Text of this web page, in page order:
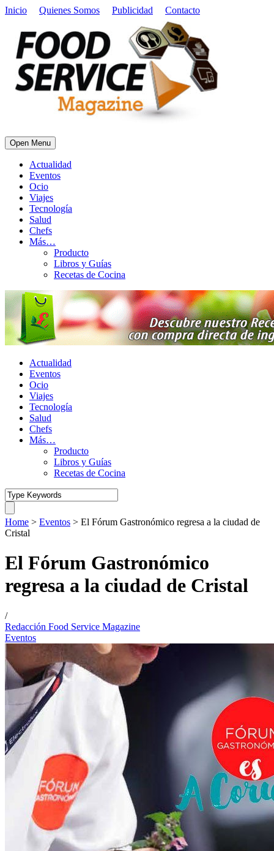
Inicio Quienes Somos Publicidad Contacto
Open Menu
Actualidad
Eventos
Ocio
Viajes
Tecnología
Salud
Chefs
Más…
Producto
Libros y Guías
Recetas de Cocina
Actualidad
Eventos
Ocio
Viajes
Tecnología
Salud
Chefs
Más…
Producto
Libros y Guías
Recetas de Cocina
Home > Eventos > El Fórum Gastronómico regresa a la ciudad de
Cristal
El Fórum Gastronómico
regresa a la ciudad de Cristal
/
Redacción Food Service Magazine
Eventos